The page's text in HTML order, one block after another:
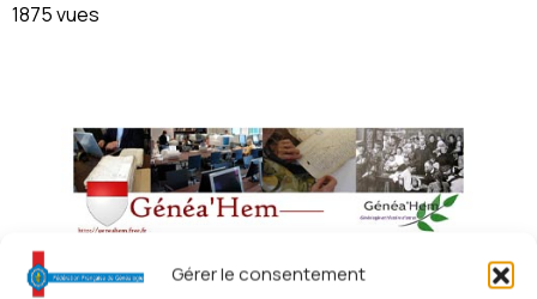
Gérer le consentement
1875 vues